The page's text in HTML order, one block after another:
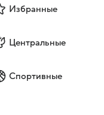
Избранные
Центральные
Спортивные